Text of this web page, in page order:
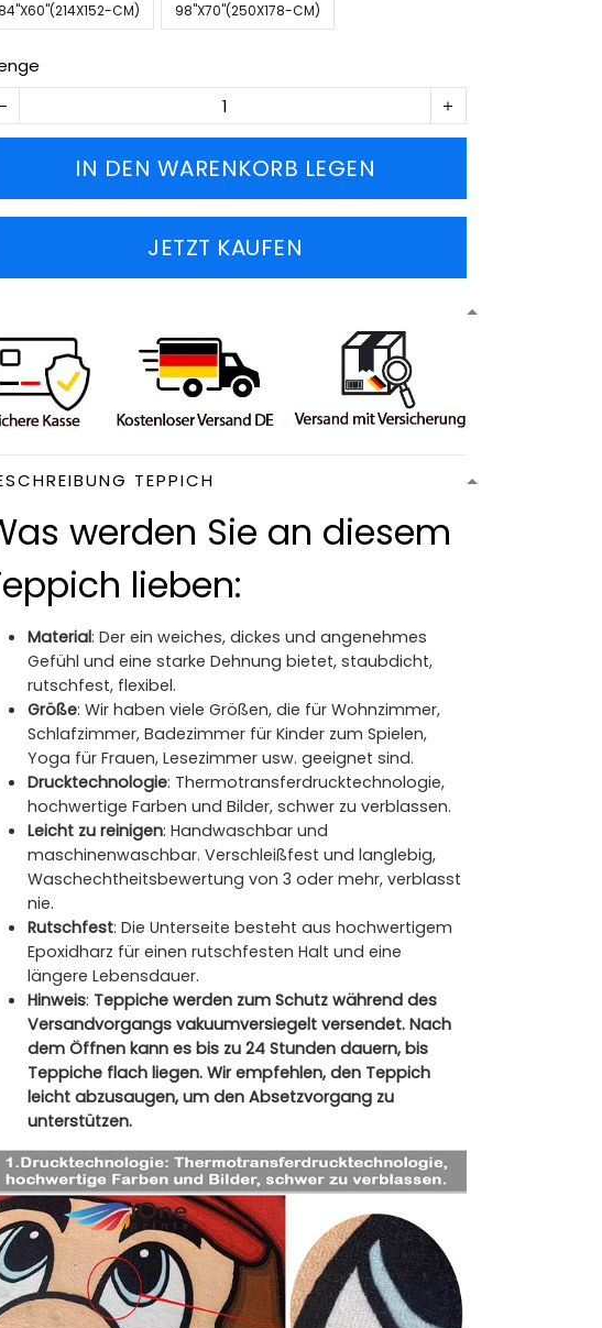
CM) 98''X70''(250X178-CM)
IN DEN WARENKORB LEGEN
JETZT KAUFEN
TEPPICH
werden Sie an diesem
lieben:
Material: Der ein weiches, dickes und angenehmes
Gefühl und eine starke Dehnung bietet, staubdicht,
rutschfest, flexibel.
Größe: Wir haben viele Größen, die für Wohnzimmer,
Schlafzimmer, Badezimmer für Kinder zum Spielen,
Yoga für Frauen, Lesezimmer usw. geeignet sind.
Drucktechnologie: Thermotransferdrucktechnologie,
hochwertige Farben und Bilder, schwer zu verblassen.
Leicht zu reinigen: Handwaschbar und
maschinenwaschbar. Verschleißfest und langlebig,
Waschechtheitsbewertung von 3 oder mehr, verblasst
nie.
Rutschfest: Die Unterseite besteht aus hochwertigem
Epoxidharz für einen rutschfesten Halt und eine
längere Lebensdauer.
Hinweis: Teppiche werden zum Schutz während des
Versandvorgangs vakuumversiegelt versendet. Nach
dem Öffnen kann es bis zu 24 Stunden dauern, bis
Teppiche flach liegen. Wir empfehlen, den Teppich
leicht abzusaugen, um den Absetzvorgang zu
unterstützen.